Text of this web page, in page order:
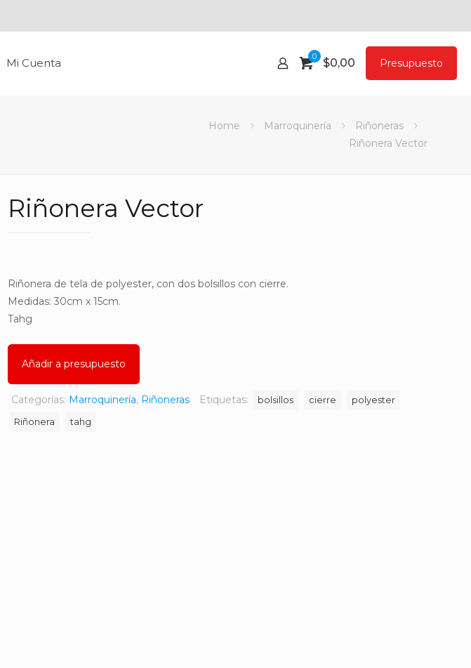
Mi Cuenta 0 $0,00 Presupuesto
Home Marroquinería
Riñoneras
Riñonera Vector
Riñonera Vector
Riñonera de tela de polyester, con dos bolsillos con cierre.
Medidas: 30cm x 15cm.
Tahg
Añadir a presupuesto
Categorías: Marroquinería, Riñoneras Etiquetas: bolsillos cierre polyester
Riñonera tahg